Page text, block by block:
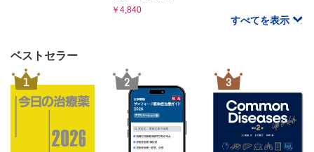
01 サイトカインストーム・補体を中心に
成人Still病の治療
02 細胞性免疫を中心に
はじめに
ASDの病態形成の全体像
ASDにおける単球/マクロファージの活性化メカニズム
おわりに
第11章 脊椎関節炎
02 全身性強皮症の動物モデルからわかること
SScモデルマウスの紹介
誘導モデル
自然発症モデル
研究論文に使用されている強皮症マウスモデルの頻度
全身性強皮症の病態理解と新規治療標的－マウスモデルを用い
￥4,840
すべてを表示
ベストセラー
1 2 3